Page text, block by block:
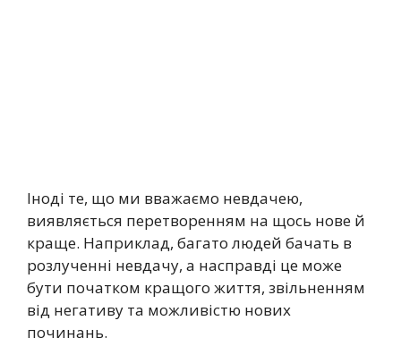
Іноді те, що ми вважаємо невдачею,
виявляється перетворенням на щось нове й
краще. Наприклад, багато людей бачать в
розлученні невдачу, а насправді це може
бути початком кращого життя, звільненням
від негативу та можливістю нових
починань.